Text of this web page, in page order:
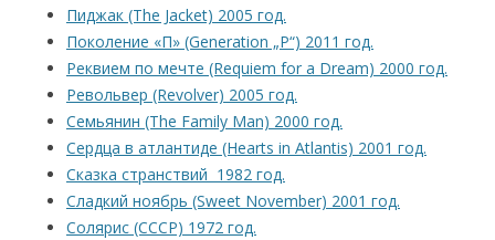
Пиджак (The Jacket) 2005 год.
Поколение «П» (Generation „P“) 2011 год.
Реквием по мечте (Requiem for a Dream) 2000 год.
Револьвер (Revolver) 2005 год.
Семьянин (The Family Man) 2000 год.
Сердца в атлантиде (Hearts in Atlantis) 2001 год.
Сказка странствий 1982 год.
Сладкий ноябрь (Sweet November) 2001 год.
Солярис (СССР) 1972 год.